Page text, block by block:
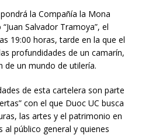
la Compañía la Mona
Salvador Tramoya”, el
19:00 horas, tarde en la que el
profundidades de un camarín,
de un mundo de utilería.
de esta cartelera son parte
con el que Duoc UC busca
las artes y el patrimonio en
al público general y quienes